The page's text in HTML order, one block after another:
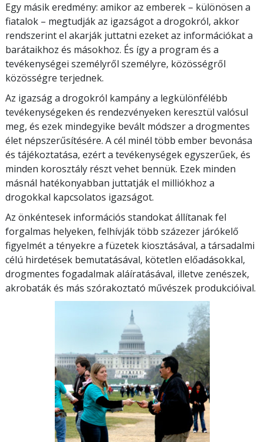
Egy másik eredmény: amikor az emberek – különösen a
fiatalok – megtudják az igazságot a drogokról, akkor
rendszerint el akarják juttatni ezeket az információkat a
barátaikhoz és másokhoz. És így a program és a
tevékenységei személyről személyre, közösségről
közösségre terjednek.
Az igazság a drogokról kampány a legkülönfélébb
tevékenységeken és rendezvényeken keresztül valósul
meg, és ezek mindegyike bevált módszer a drogmentes
élet népszerűsítésére. A cél minél több ember bevonása
és tájékoztatása, ezért a tevékenységek egyszerűek, és
minden korosztály részt vehet bennük. Ezek minden
másnál hatékonyabban juttatják el milliókhoz a
drogokkal kapcsolatos igazságot.
Az önkéntesek információs standokat állítanak fel
forgalmas helyeken, felhívják több százezer járókelő
figyelmét a tényekre a füzetek kiosztásával, a társadalmi
célú hirdetések bemutatásával, kötetlen előadásokkal,
drogmentes fogadalmak aláíratásával, illetve zenészek,
akrobaták és más szórakoztató művészek produkcióival.